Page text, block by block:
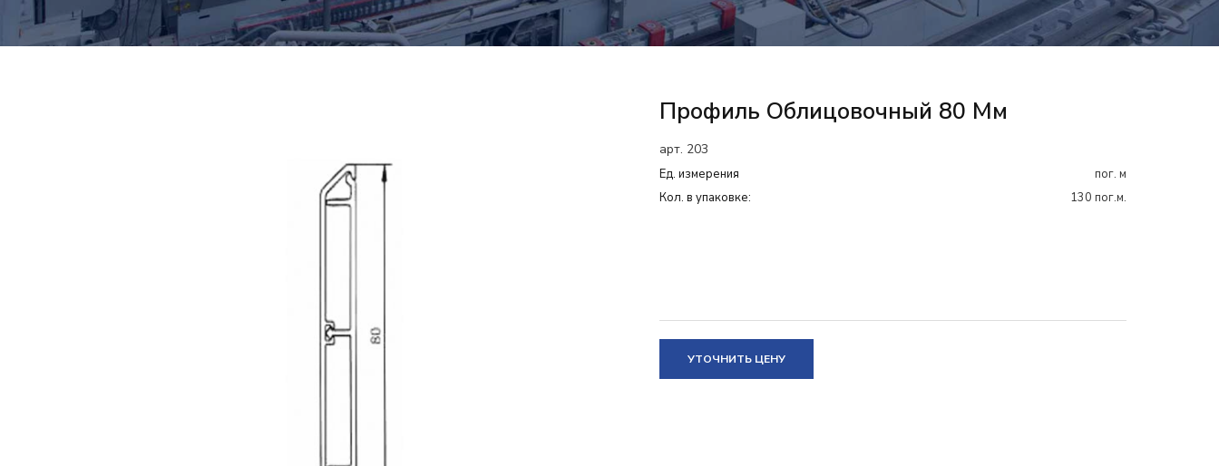
Профиль Облицовочный 80 Мм
арт. 203
Ед. измерения
пог. м
Кол. в упаковке:
130 пог.м.
УТОЧНИТЬ ЦЕНУ